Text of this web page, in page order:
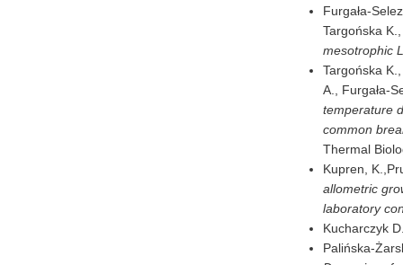
Furgała-
Targońska K.,
mesotrophic
Targońska
A., Furgała-
temperature
common
Thermal
Kupren,
allometric
laboratory
Kucharczyk
Palińska-